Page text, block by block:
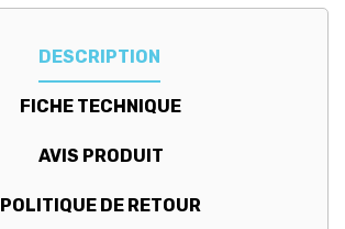
DESCRIPTION
FICHE TECHNIQUE
AVIS PRODUIT
POLITIQUE DE RETOUR